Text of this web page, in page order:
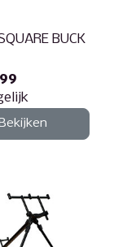
BUCK
Bekijken